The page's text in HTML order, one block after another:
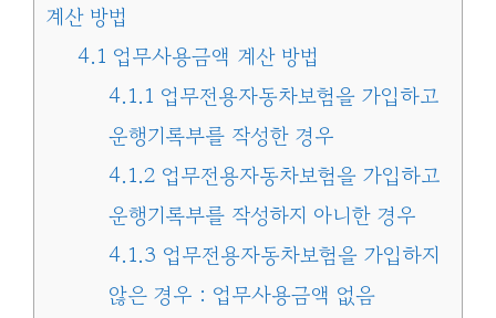
계산 방법
4.1 업무사용금액 계산 방법
4.1.1 업무전용자동차보험을 가입하고
운행기록부를 작성한 경우
4.1.2 업무전용자동차보험을 가입하고
운행기록부를 작성하지 아니한 경우
4.1.3 업무전용자동차보험을 가입하지
않은 경우 : 업무사용금액 없음